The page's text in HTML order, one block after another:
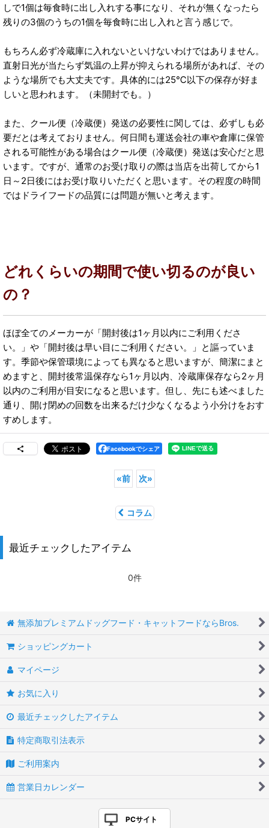
しで1個は毎食時に出し入れする事になり、それが無くなったら
残りの3個のうちの1個を毎食時に出し入れと言う感じで。
もちろん必ず冷蔵庫に入れないといけないわけではありません。
直射日光が当たらず気温の上昇が抑えられる場所があれば、その
ような場所でも大丈夫です。具体的には25℃以下の保存が好ま
しいと思われます。（未開封でも。）
また、クール便（冷蔵便）発送の必要性に関しては、必ずしも必
要だとは考えておりません。何日間も運送会社の車や倉庫に保管
される可能性がある場合はクール便（冷蔵便）発送は安心だと思
います。ですが、通常のお受け取りの際は当店を出荷してから1
日～2日後にはお受け取りいただくと思います。その程度の時間
ではドライフードの品質には問題が無いと考えます。
どれくらいの期間で使い切るのが良い
の？
ほぼ全てのメーカーが「開封後は1ヶ月以内にご利用くださ
い。」や「開封後は早い目にご利用ください。」と謳っていま
す。季節や保管環境によっても異なると思いますが、簡潔にまと
めますと、開封後常温保存なら1ヶ月以内、冷蔵庫保存なら2ヶ月
以内のご利用が目安になると思います。但し、先にも述べました
通り、開け閉めの回数を出来るだけ少なくなるよう小分けをおす
すめします。
Facebookでシェア
«前 次»
コラム
最近チェックしたアイテム
0件
無添加プレミアムドッグフード・キャットフードならBros.
ショッピングカート
マイページ
お気に入り
最近チェックしたアイテム
特定商取引法表示
ご利用案内
営業日カレンダー
PCサイト